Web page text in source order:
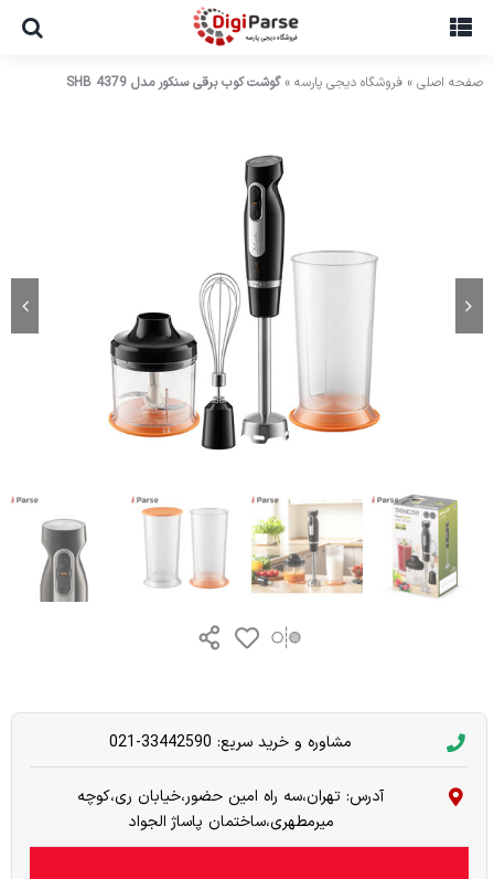
صفحه اصلی » فروشگاه دیجی پارسه »گوشت کوب برقی سنکور مدل SHB 4379
مشاوره و خرید سریع: 33442590-021
آدرس: تهران،سه راه امین حضور،خیابان ری،کوچه
میرمطهری،ساختمان پاساژ الجواد